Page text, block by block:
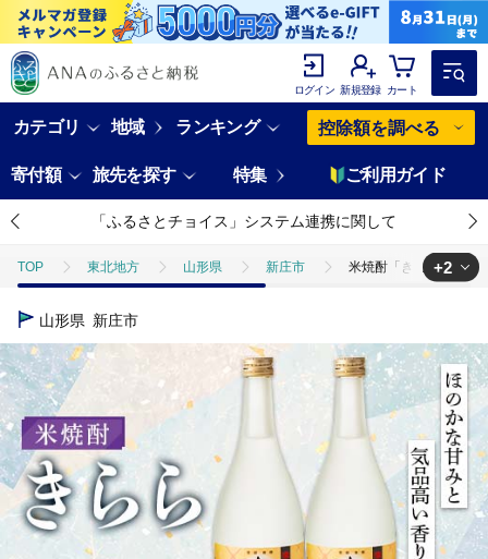
ログイン 新規登録 カート
カテゴリ 地域 ランキング 控除額を調べる
寄付額 旅先を探す 特集 ご利用ガイド
「ふるさとチョイス」システム連携に関して
TOP 東北地方 山形県 新庄市 米焼酎「きらら」フル
TOP
TOP 酒 米焼酎「きらら」フルーティー 720ml 2本セ
+2
山形県 新庄市